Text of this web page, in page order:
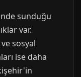
sunduğu
var.
sosyal
ise daha